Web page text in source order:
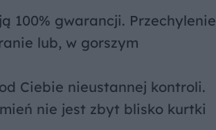
100% gwarancji. Przechylenie
lub, w gorszym
Ciebie nieustannej kontroli.
nie jest zbyt blisko kurtki